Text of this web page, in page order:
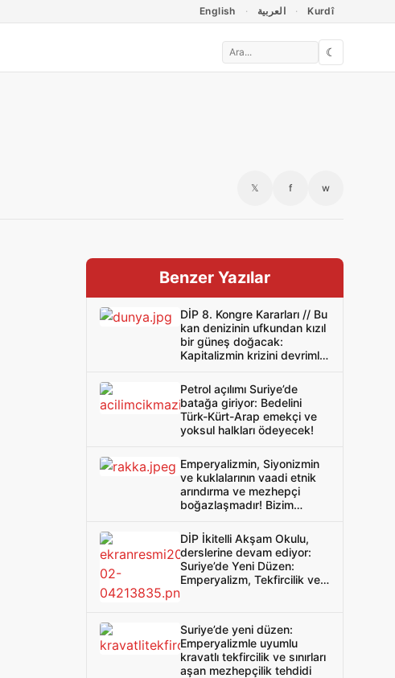
English العربية Kurdî
☾
𝕏 f w
Benzer Yazılar
DİP 8. Kongre Kararları // Bu
kan denizinin ufkundan kızıl
bir güneş doğacak:
Kapitalizmin krizini devrimle
devrimle durdur!
Petrol açılımı Suriye’de
batağa giriyor: Bedelini
Türk-Kürt-Arap emekçi ve
yoksul halkları ödeyecek!
Emperyalizmin, Siyonizmin
ve kuklalarının vaadi etnik
arındırma ve mezhepçi
boğazlaşmadır! Bizim
emperyalizmden ve
Siyonizmden arındırmaktır!
DİP İkitelli Akşam Okulu,
derslerine devam ediyor:
Suriye’de Yeni Düzen:
Emperyalizm, Tekfircilik ve
Suriye’de yeni düzen:
Emperyalizmle uyumlu
kravatlı tekfircilik ve sınırları
aşan mezhepçilik tehdidi